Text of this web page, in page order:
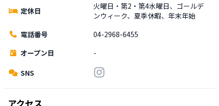
定休日
火曜日・第2・第4水曜日、ゴールデ
ンウィーク、夏季休暇、年末年始
電話番号
04-2968-6455
オープン日
-
SNS
アクセス